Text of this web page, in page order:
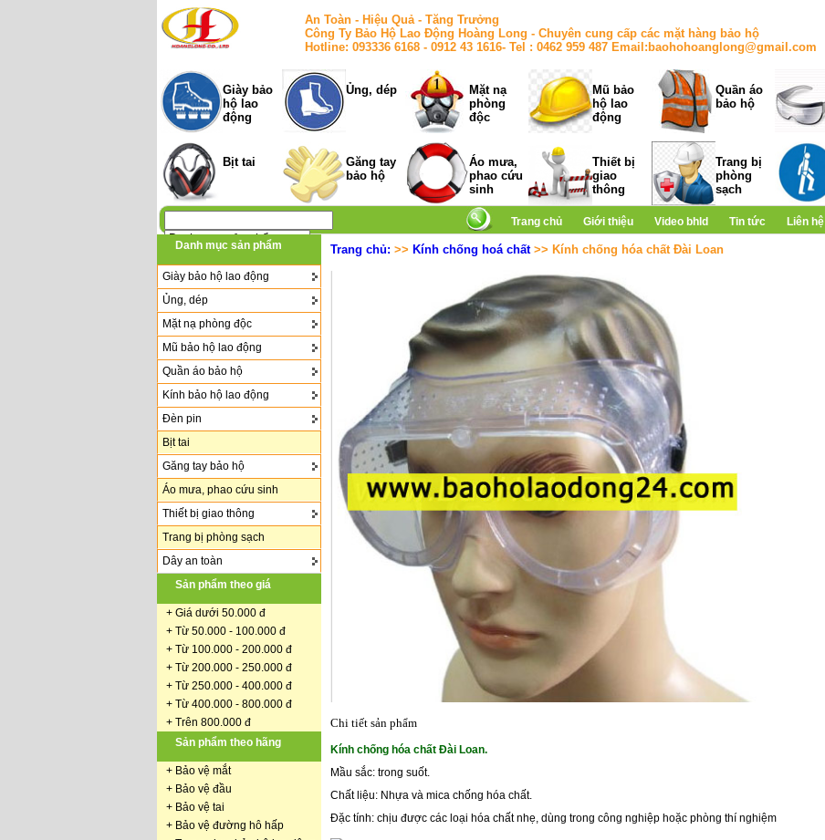
An Toàn - Hiệu Quả - Tăng Trưởng
Công Ty Bảo Hộ Lao Động Hoàng Long - Chuyên cung cấp các mặt hàng bảo hộ
Hotline: 093336 6168 - 0912 43 1616- Tel : 0462 959 487 Email:baohohoanglong@gmail.com
Giày bảo
hộ lao
động
Ủng, dép
Mặt nạ
phòng
độc
Mũ bảo
hộ lao
động
Quần áo
bảo hộ
Bịt tai
Găng tay
bảo hộ
Áo mưa,
phao cứu
sinh
Thiết bị
giao
thông
Trang bị
phòng
sạch
Trang chủ Giới thiệu Video bhld Tin tức Liên hệ
Danh mục sản phẩm
Giày bảo hộ lao động
Ủng, dép
Mặt nạ phòng độc
Mũ bảo hộ lao động
Quần áo bảo hộ
Kính bảo hộ lao động
Đèn pin
Bịt tai
Găng tay bảo hộ
Áo mưa, phao cứu sinh
Thiết bị giao thông
Trang bị phòng sạch
Dây an toàn
Sản phẩm theo giá
+ Giá dưới 50.000 đ
+ Từ 50.000 - 100.000 đ
+ Từ 100.000 - 200.000 đ
+ Từ 200.000 - 250.000 đ
+ Từ 250.000 - 400.000 đ
+ Từ 400.000 - 800.000 đ
+ Trên 800.000 đ
Sản phẩm theo hãng
+ Bảo vệ mắt
+ Bảo vệ đầu
+ Bảo vệ tai
+ Bảo vệ đường hô hấp
Trang chủ: >> Kính chống hoá chất>> Kính chống hóa chất Đài Loan
Chi tiết sản phẩm
Kính chống hóa chất Đài Loan.
Mầu sắc: trong suốt.
Chất liệu: Nhựa và mica chống hóa chất.
Đặc tính: chịu được các loại hóa chất nhẹ, dùng trong công nghiệp hoặc phòng thí nghiệm